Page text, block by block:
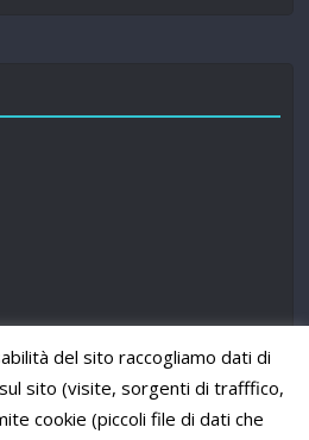
del sito raccogliamo dati di
sito (visite, sorgenti di trafffico,
cookie (piccoli file di dati che